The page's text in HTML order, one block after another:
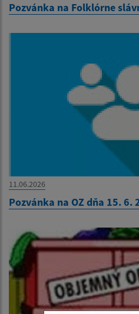
Pozvánka na Folklórne
11.06.2026
Pozvánka na OZ dňa 15. 6.